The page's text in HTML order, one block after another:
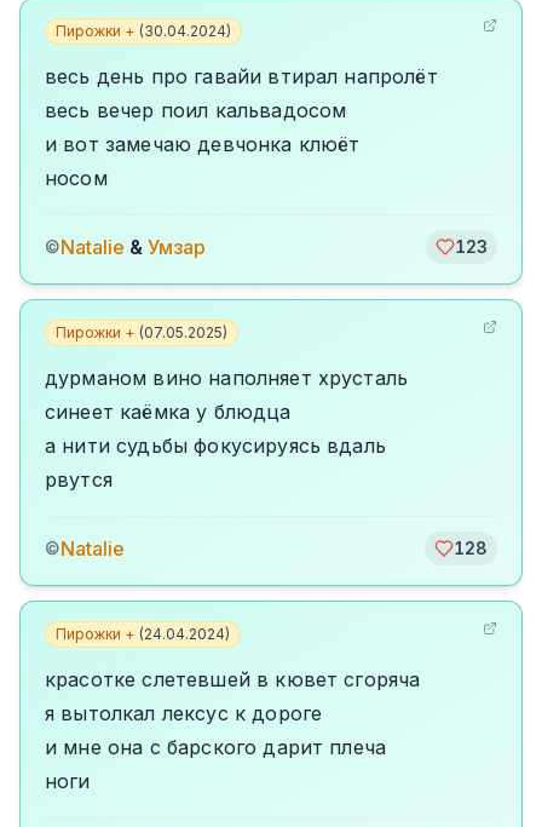
Пирожки + (30.04.2024)
весь день про гавайи втирал напролёт
весь вечер поил кальвадосом
и вот замечаю девчонка клюёт
носом
©Natalie & Умзар 123
Пирожки + (07.05.2025)
дурманом вино наполняет хрусталь
синеет каёмка у блюдца
а нити судьбы фокусируясь вдаль
рвутся
©Natalie 128
Пирожки + (24.04.2024)
красотке слетевшей в кювет сгоряча
я вытолкал лексус к дороге
и мне она с барского дарит плеча
ноги